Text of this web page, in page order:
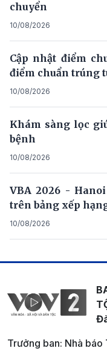
chuyển
10/08/2026
Cập nhật điểm
điểm chuẩn trúng
10/08/2026
Khám sàng lọc
bệnh
10/08/2026
VBA 2026 -
trên bảng xếp
10/08/2026
Trưởng ban: Nhà báo